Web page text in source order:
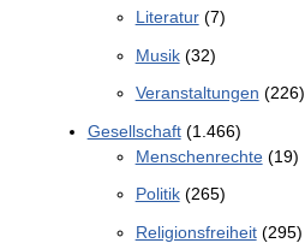
Literatur(7)
Musik(32)
Veranstaltungen (226)
Gesellschaft(1.466)
Menschenrechte(19)
Politik(265)
Religionsfreiheit(295)